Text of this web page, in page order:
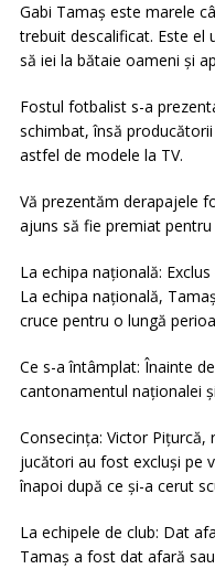
Gabi Tamaș este marele
trebuit descalificat. Este el
să iei la bătaie oameni și
Fostul fotbalist s-a
schimbat, însă
astfel de modele la TV.
Vă prezentăm derapajele
ajuns să fie premiat
La echipa națională:
La echipa națională,
cruce pentru o lungă
Ce s-a întâmplat: Înainte
cantonamentul naționalei
Consecința: Victor
jucători au fost excluși pe
înapoi după ce și-a cerut
La echipele de club: Dat
Tamaș a fost dat afară